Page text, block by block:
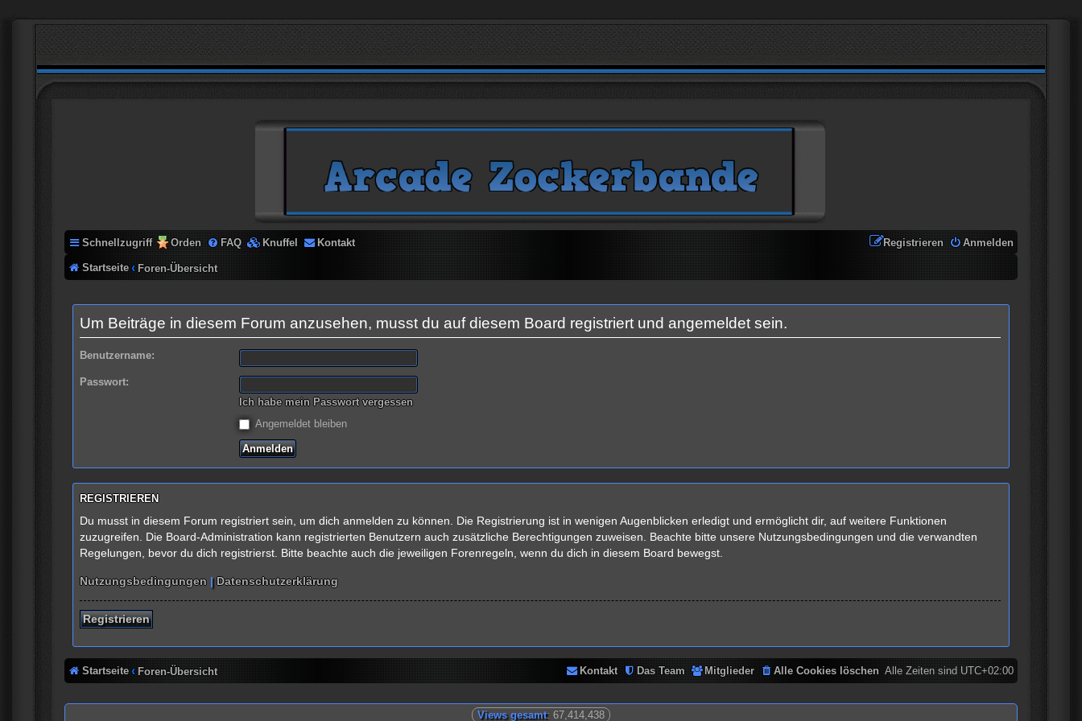
Schnellzugriff Orden FAQ Knuffel Kontakt Anmelden
Registrieren
Startseite Foren-Übersicht
Um Beiträge in diesem Forum anzusehen, musst du auf diesem Board registriert und angemeldet sein.
Benutzername:
Passwort:
Ich habe mein Passwort vergessen
Angemeldet bleiben
REGISTRIEREN
Du musst in diesem Forum registriert sein, um dich anmelden zu können. Die Registrierung ist in wenigen Augenblicken erledigt und ermöglicht dir, auf weitere Funktionen
zuzugreifen. Die Board-Administration kann registrierten Benutzern auch zusätzliche Berechtigungen zuweisen. Beachte bitte unsere Nutzungsbedingungen und die verwandten
Regelungen, bevor du dich registrierst. Bitte beachte auch die jeweiligen Forenregeln, wenn du dich in diesem Board bewegst.
Nutzungsbedingungen |Datenschutzerklärung
Registrieren
Startseite Foren-Übersicht Alle Zeiten sindUTC+02:00
Alle Cookies löschen
Mitglieder
Das Team
Kontakt
Views gesamt: 67,414,438